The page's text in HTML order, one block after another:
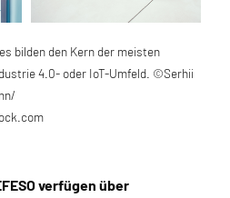
bilden den Kern der meisten
4.0- oder IoT-Umfeld. ©Serhii
verfügen über